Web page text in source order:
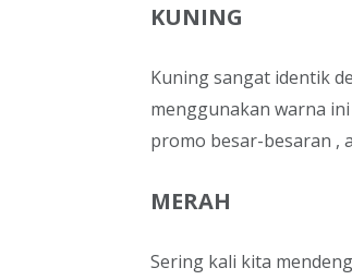
KUNING
Kuning sangat identik
menggunakan warna
promo besar-besaran ,
MERAH
Sering kali kita